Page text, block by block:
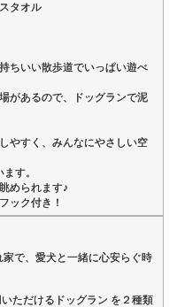
タオル
ちいい散歩道でいっぱい遊べ
があるので、ドッグランで泥
やすく、みんなにやさしい空
す。
められます♪
ック付き！
で、愛犬と一緒に心安らぐ時
ただけるドッグラン を２種類